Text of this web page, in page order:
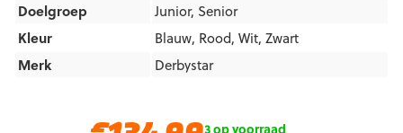
Oorspronkelijke Huidige
3 op voorraad
Doelgroep
Junior, Senior
Kleur
Blauw, Rood, Wit, Zwart
Merk
Derbystar